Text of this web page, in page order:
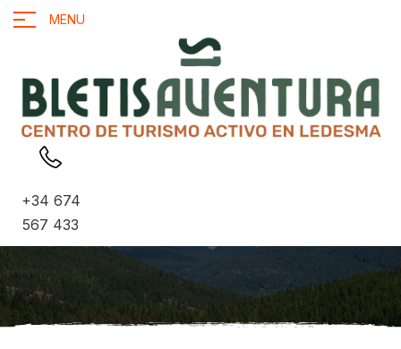
MENU
+34 674
567 433